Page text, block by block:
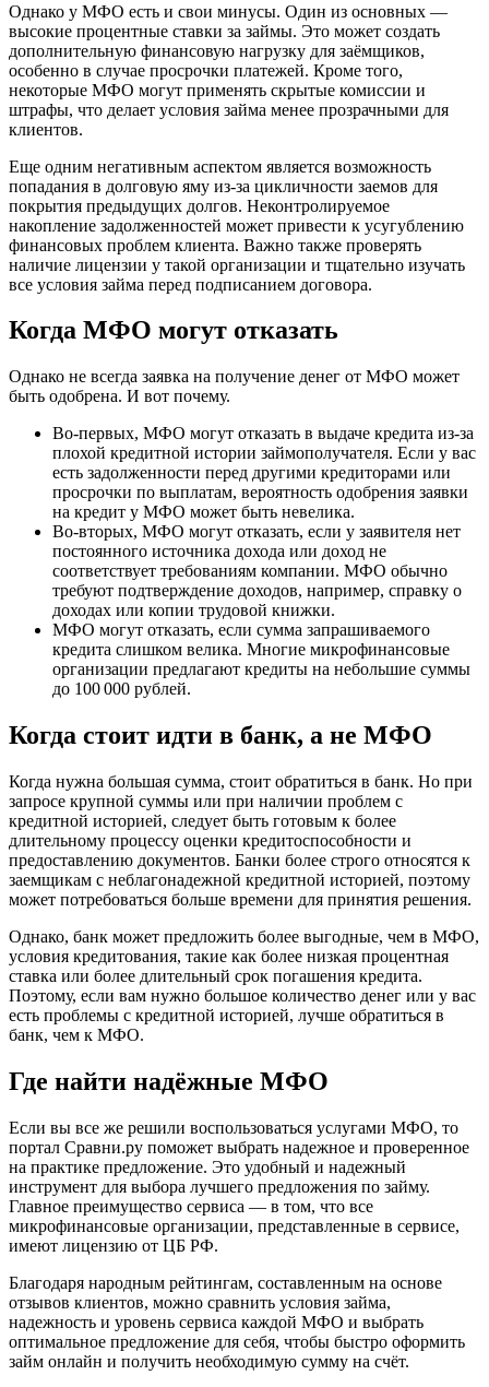
Однако у МФО есть и свои минусы. Один из основных —
высокие процентные ставки за займы. Это может создать
дополнительную финансовую нагрузку для заёмщиков,
особенно в случае просрочки платежей. Кроме того,
некоторые МФО могут применять скрытые комиссии и
штрафы, что делает условия займа менее прозрачными для
клиентов.
Еще одним негативным аспектом является возможность
попадания в долговую яму из-за цикличности заемов для
покрытия предыдущих долгов. Неконтролируемое
накопление задолженностей может привести к усугублению
финансовых проблем клиента. Важно также проверять
наличие лицензии у такой организации и тщательно изучать
все условия займа перед подписанием договора.
Когда МФО могут отказать
Однако не всегда заявка на получение денег от МФО может
быть одобрена. И вот почему.
Во-первых, МФО могут отказать в выдаче кредита из-за
плохой кредитной истории займополучателя. Если у вас
есть задолженности перед другими кредиторами или
просрочки по выплатам, вероятность одобрения заявки
на кредит у МФО может быть невелика.
Во-вторых, МФО могут отказать, если у заявителя нет
постоянного источника дохода или доход не
соответствует требованиям компании. МФО обычно
требуют подтверждение доходов, например, справку о
доходах или копии трудовой книжки.
МФО могут отказать, если сумма запрашиваемого
кредита слишком велика. Многие микрофинансовые
организации предлагают кредиты на небольшие суммы
до 100 000 рублей.
Когда стоит идти в банк, а не МФО
Когда нужна большая сумма, стоит обратиться в банк. Но при
запросе крупной суммы или при наличии проблем с
кредитной историей, следует быть готовым к более
длительному процессу оценки кредитоспособности и
предоставлению документов. Банки более строго относятся к
заемщикам с неблагонадежной кредитной историей, поэтому
может потребоваться больше времени для принятия решения.
Однако, банк может предложить более выгодные, чем в МФО,
условия кредитования, такие как более низкая процентная
ставка или более длительный срок погашения кредита.
Поэтому, если вам нужно большое количество денег или у вас
есть проблемы с кредитной историей, лучше обратиться в
банк, чем к МФО.
Где найти надёжные МФО
Если вы все же решили воспользоваться услугами МФО, то
портал Сравни.ру поможет выбрать надежное и проверенное
на практике предложение. Это удобный и надежный
инструмент для выбора лучшего предложения по займу.
Главное преимущество сервиса — в том, что все
микрофинансовые организации, представленные в сервисе,
имеют лицензию от ЦБ РФ.
Благодаря народным рейтингам, составленным на основе
отзывов клиентов, можно сравнить условия займа,
надежность и уровень сервиса каждой МФО и выбрать
оптимальное предложение для себя, чтобы быстро оформить
займ онлайн и получить необходимую сумму на счёт.